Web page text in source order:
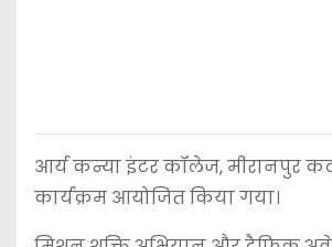
आर्य कन्या इंटर कॉलेज, मीरानपुर
कार्यक्रम आयोजित किया गया।